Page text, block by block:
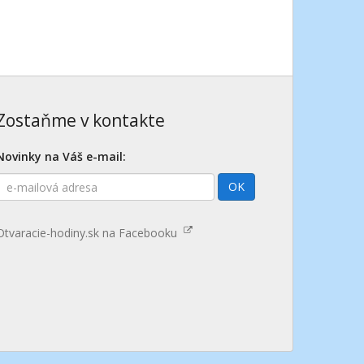
v kontakte
na Váš e-mail:
OK
hodiny.sk na Facebooku